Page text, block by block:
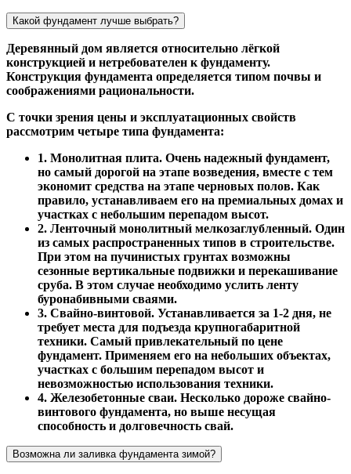
Какой фундамент лучше выбрать?
Деревянный дом является относительно лёгкой
конструкцией и нетребователен к фундаменту.
Конструкция фундамента определяется типом почвы и
соображениями рациональности.
С точки зрения цены и эксплуатационных свойств
рассмотрим четыре типа фундамента:
1. Монолитная плита. Очень надежный фундамент,
но самый дорогой на этапе возведения, вместе с тем
экономит средства на этапе черновых полов. Как
правило, устанавливаем его на премиальных домах и
участках с небольшим перепадом высот.
2. Ленточный монолитный мелкозаглубленный. Один
из самых распространенных типов в строительстве.
При этом на пучинистых грунтах возможны
сезонные вертикальные подвижки и перекашивание
сруба. В этом случае необходимо услить ленту
буронабивными сваями.
3. Свайно-винтовой. Устанавливается за 1-2 дня, не
требует места для подъезда крупногабаритной
техники. Самый привлекательный по цене
фундамент. Применяем его на небольших объектах,
участках с большим перепадом высот и
невозможностью использования техники.
4. Железобетонные сваи. Несколько дороже свайно-
винтового фундамента, но выше несущая
способность и долговечность свай.
Возможна ли заливка фундамента зимой?